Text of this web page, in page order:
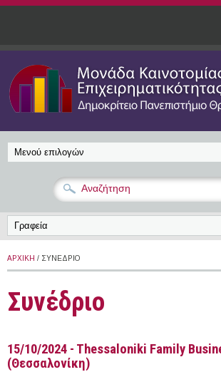
Παράκαμψη προς το κυρίως περιεχόμενο
ΑΡΧΙΚΉ / ΣΥΝΈΔΡΙΟ
Συνέδριο
15/10/2024 - Thessaloniki Family
(Θεσσαλονίκη)